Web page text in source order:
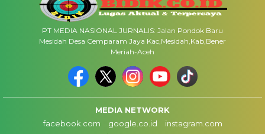
PT MEDIA NASIONAL JURNALIS: Jalan Pondok Baru
Mesidah Desa Cemparam Jaya Kac,Mesidah,Kab,Bener
Meriah-Aceh
MEDIA NETWORK
facebook.com
google.co.id
instagram.com